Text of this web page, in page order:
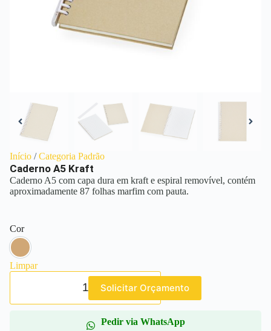
Início /Categoria Padrão
Caderno A5 Kraft
Caderno A5 com capa dura em kraft e espiral removível, contém
aproximadamente 87 folhas marfim com pauta.
Cor
Kraft
Limpar
Solicitar Orçamento
Pedir via WhatsApp